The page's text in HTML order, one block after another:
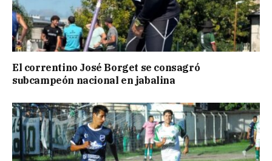
El correntino José Borget se consagró
subcampeón nacional en jabalina